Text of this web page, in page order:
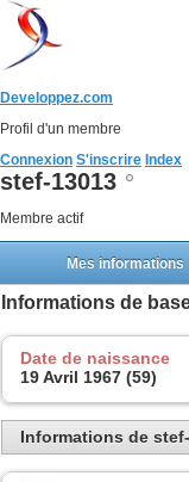
Developpez.com
Profil d'un membre
Connexion S'inscrire Index
stef-13013
Membre actif
Mes informations
Informations de
Date de naissance
19 Avril 1967 (59)
Informations de